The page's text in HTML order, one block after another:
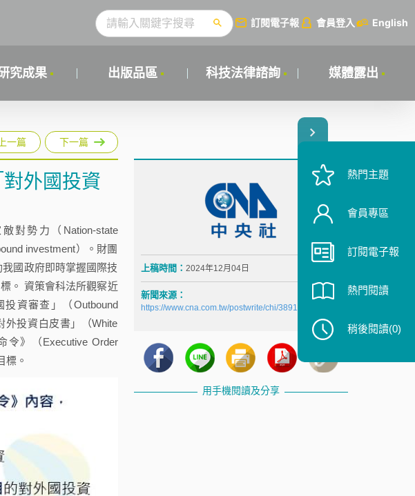
訂閱電子報 會員登入 English
究成果 出版品區 科技法律諮詢 媒體露出
上一篇 下一篇
外國投資
對勢力（Nation-state
investment）。財團
國政府即時掌握國際技
。 資策會科法所觀察近
資審查」（Outbound
外投資白皮書」（White
令》（Executive Order
標。
上稿時間： 2024年12月04日
新聞來源：
https://www.cna.com.tw/postwrite/chi/389145
用手機閱讀及分享
熱門主題
會員專區
訂閱電子報
熱門閱讀
稍後閱讀(0)